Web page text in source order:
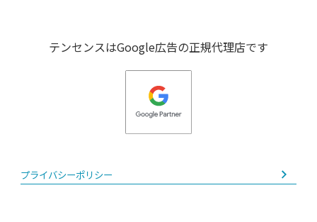
テンセンスはGoogle広告の正規代理店です
プライバシーポリシー